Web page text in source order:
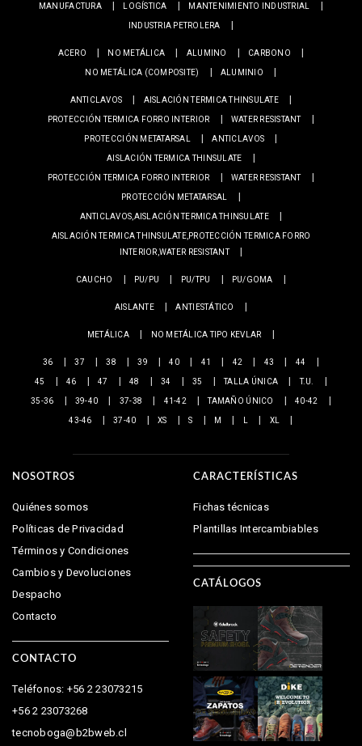
MANUFACTURA
LOGÍSTICA
MANTENIMIENTO INDUSTRIAL
INDUSTRIA PETROLERA
ACERO NO METÁLICA ALUMINO
CARBONO
NO METÁLICA (COMPOSITE)
ALUMINIO
ANTICLAVOS
AISLACIÓN TERMICA THINSULATE
PROTECCIÓN TERMICA FORRO INTERIOR
WATER RESISTANT
PROTECCIÓN METATARSAL
ANTICLAVOS
AISLACIÓN TERMICA THINSULATE
PROTECCIÓN TERMICA FORRO INTERIOR
WATER RESISTANT
PROTECCIÓN METATARSAL
ANTICLAVOS,AISLACIÓN TERMICA THINSULATE
AISLACIÓN TERMICA THINSULATE,PROTECCIÓN TERMICA FORRO
INTERIOR,WATER RESISTANT
CAUCHO PU/PU PU/TPU PU/GOMA
AISLANTE ANTIESTÁTICO
METÁLICA NO METÁLICA TIPO KEVLAR
36 37 38 39 40 41 42 43
44
45
46 47 48 34 35 TALLA ÚNICA
T.U.
35-36
39-40 37-38 41-42 TAMAÑO ÚNICO
40-42
43-46
37-40 XS S M L XL
NOSOTROS
Quiénes somos
Políticas de Privacidad
Términos y Condiciones
Cambios y Devoluciones
Despacho
Contacto
CONTACTO
Teléfonos: +56 2 23073215
+56 2 23073268
tecnoboga@b2bweb.cl
CARACTERÍSTICAS
Fichas técnicas
Plantillas Intercambiables
CATÁLOGOS